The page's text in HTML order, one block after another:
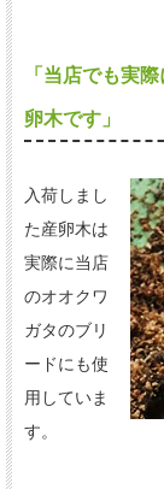
「当店でも実
卵木です」
入荷しまし
た産卵木は
実際に当店
のオオクワ
ガタのブリ
ードにも使
用していま
す。